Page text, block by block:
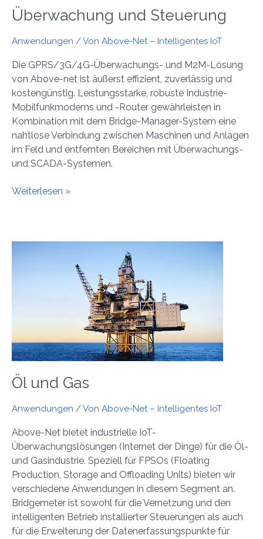
Überwachung und Steuerung
Anwendungen / Von Above-Net – Intelligentes IoT
Die GPRS/3G/4G-Überwachungs- und M2M-Lösung
von Above-net ist äußerst effizient, zuverlässig und
kostengünstig. Leistungsstarke, robuste Industrie-
Mobilfunkmodems und -Router gewährleisten in
Kombination mit dem Bridge-Manager-System eine
nahtlose Verbindung zwischen Maschinen und Anlagen
im Feld und entfernten Bereichen mit Überwachungs-
und SCADA-Systemen.
Weiterlesen »
Öl und Gas
Anwendungen / Von Above-Net – Intelligentes IoT
Above-Net bietet industrielle IoT-
Überwachungslösungen (Internet der Dinge) für die Öl-
und Gasindustrie. Speziell für FPSOs (Floating
Production, Storage and Offloading Units) bieten wir
verschiedene Anwendungen in diesem Segment an.
Bridgemeter ist sowohl für die Vernetzung und den
intelligenten Betrieb installierter Steuerungen als auch
für die Erweiterung der Datenerfassungspunkte für